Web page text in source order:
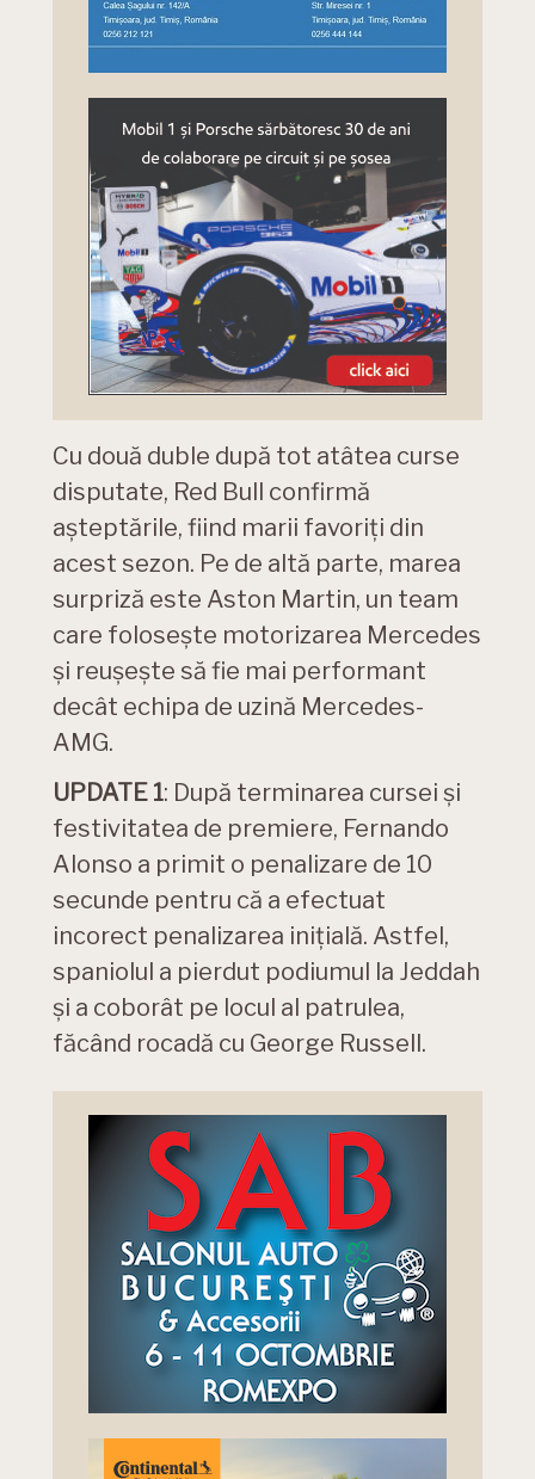
Cu două duble după tot atâtea curse
disputate, Red Bull confirmă
așteptările, fiind marii favoriți din
acest sezon. Pe de altă parte, marea
surpriză este Aston Martin, un team
care folosește motorizarea Mercedes
și reușește să fie mai performant
decât echipa de uzină Mercedes-
AMG.
UPDATE 1: După terminarea cursei și
festivitatea de premiere, Fernando
Alonso a primit o penalizare de 10
secunde pentru că a efectuat
incorect penalizarea inițială. Astfel,
spaniolul a pierdut podiumul la Jeddah
și a coborât pe locul al patrulea,
făcând rocadă cu George Russell.